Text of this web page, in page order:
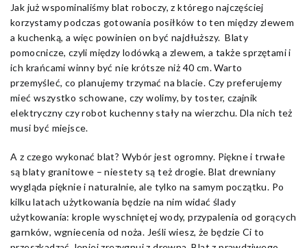
Jak już wspominaliśmy blat roboczy, z którego najczęściej
korzystamy podczas gotowania posiłków to ten między zlewem
a kuchenką, a więc powinien on być najdłuższy. Blaty
pomocnicze, czyli między lodówką a zlewem, a także sprzętami i
ich krańcami winny być nie krótsze niż 40 cm. Warto
przemyśleć, co planujemy trzymać na blacie. Czy preferujemy
mieć wszystko schowane, czy wolimy, by toster, czajnik
elektryczny czy robot kuchenny stały na wierzchu. Dla nich też
musi być miejsce.
A z czego wykonać blat? Wybór jest ogromny. Piękne i trwałe
są blaty granitowe – niestety są też drogie. Blat drewniany
wygląda pięknie i naturalnie, ale tylko na samym początku. Po
kilku latach użytkowania będzie na nim widać ślady
użytkowania: krople wyschniętej wody, przypalenia od gorących
garnków, wgniecenia od noża. Jeśli wiesz, że będzie Ci to